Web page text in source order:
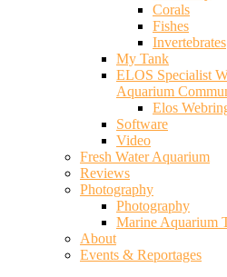
Corals
Fishes
Invertebrates
My Tank
ELOS Specialist
Aquarium
Elos
Software
Video
Fresh Water Aquarium
Reviews
Photography
Photography
Marine Aquarium
About
Events & Reportages